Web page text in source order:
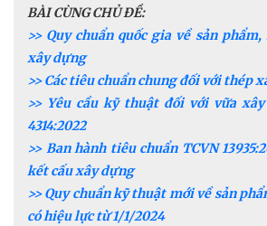
BÀI CÙNG CHỦ ĐỀ:
>> Quy chuẩn quốc gia về sản
xây dựng
>> Các tiêu chuẩn chung đối với thép
>> Yêu cầu kỹ thuật đối với vữa
4314:2022
>> Ban hành tiêu chuẩn TCVN
kết cấu xây dựng
>> Quy chuẩn kỹ thuật mới về sản
có hiệu lực từ 1/1/2024